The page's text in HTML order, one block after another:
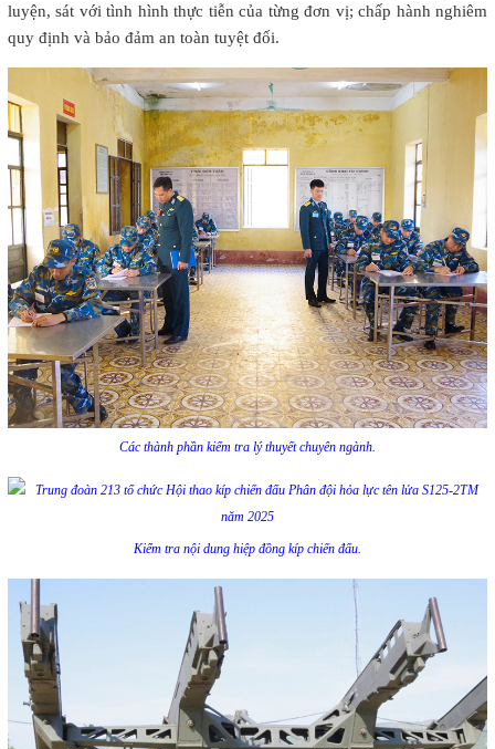
luyện, sát với tình hình thực tiễn của từng đơn vị; chấp hành nghiêm
quy định và bảo đảm an toàn tuyệt đối.
Các thành phần kiểm tra lý thuyết chuyên ngành.
Kiểm tra nội dung hiệp đồng kíp chiến đấu.